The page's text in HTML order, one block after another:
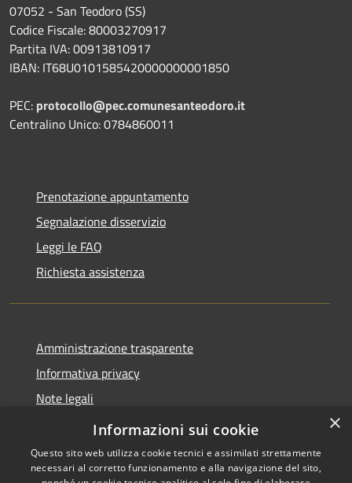
07052 - San Teodoro (SS)
Codice Fiscale: 80003270917
Partita IVA: 00913810917
IBAN: IT68U0101585420000000001850
PEC: protocollo@pec.comunesanteodoro.it
Centralino Unico: 0784860011
Prenotazione appuntamento
Segnalazione disservizio
Leggi le FAQ
Richiesta assistenza
Amministrazione trasparente
Informativa privacy
Note legali
Dichiarazione di accessibilità
×
Informazioni sui cookie
Questo sito web utilizza cookie tecnici e assimilati strettamente
necessari al corretto funzionamento e alla navigazione del sito,